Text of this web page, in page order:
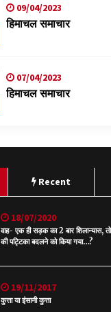
09/04/2023
हिमाचल समाचार
07/04/2023
हिमाचल समाचार
Recent
18/07/2020
वाह- एक ही सड़क का 2 बार शिलान्यास,
की पट्टिका बदलने को किया गया…?
19/11/2017
कुत्ता या इंसानी कुत्ता